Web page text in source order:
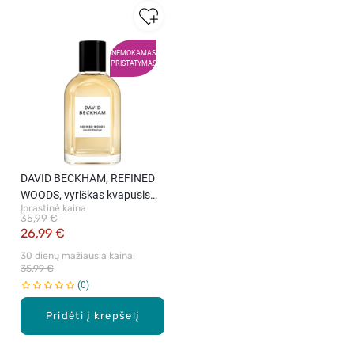
NEMOKAMAS
PRISTATYMAS
Pridėti į krepšelį
DAVID BECKHAM, REFINED
WOODS, vyriškas kvapusis
vanduo, 50 ml.
Įprastinė kaina
26,99 €
35,99 €
30 dienų mažiausia kaina:
35,99 €
0